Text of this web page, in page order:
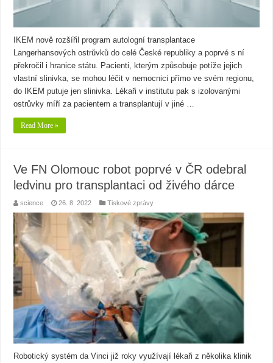
IKEM nově rozšířil program autologní transplantace
Langerhansových ostrůvků do celé České republiky a poprvé s ní
překročil i hranice státu. Pacienti, kterým způsobuje potíže jejich
vlastní slinivka, se mohou léčit v nemocnici přímo ve svém regionu,
do IKEM putuje jen slinivka. Lékaři v institutu pak s izolovanými
ostrůvky míří za pacientem a transplantují v jiné …
Read More »
Ve FN Olomouc robot poprvé v ČR odebral
ledvinu pro transplantaci od živého dárce
science 26. 8. 2022 Tiskové zprávy
Robotický systém da Vinci již roky využívají lékaři z několika klinik